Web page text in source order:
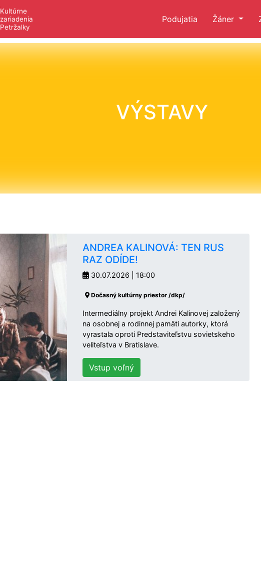
Kultúrne
zariadenia
Petržalky
Podujatia Žáner
VÝSTAVY
ANDREA KALINOVÁ: TEN RUS
RAZ ODÍDE!
30.07.2026 | 18:00
Dočasný kultúrny priestor /dkp/
Intermediálny projekt Andrei Kalinovej založený
na osobnej a rodinnej pamäti autorky, ktorá
vyrastala oproti Predstaviteľstvu sovietskeho
veliteľstva v Bratislave.
Vstup voľný